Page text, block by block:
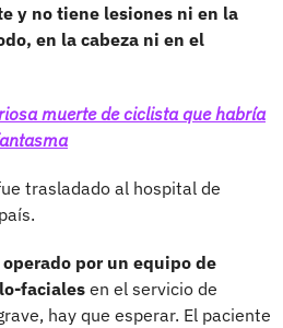
y no tiene lesiones ni en la
en la cabeza ni en el
muerte de ciclista que habría
trasladado al hospital de
por un equipo de
faciales en el servicio de
hay que esperar. El paciente